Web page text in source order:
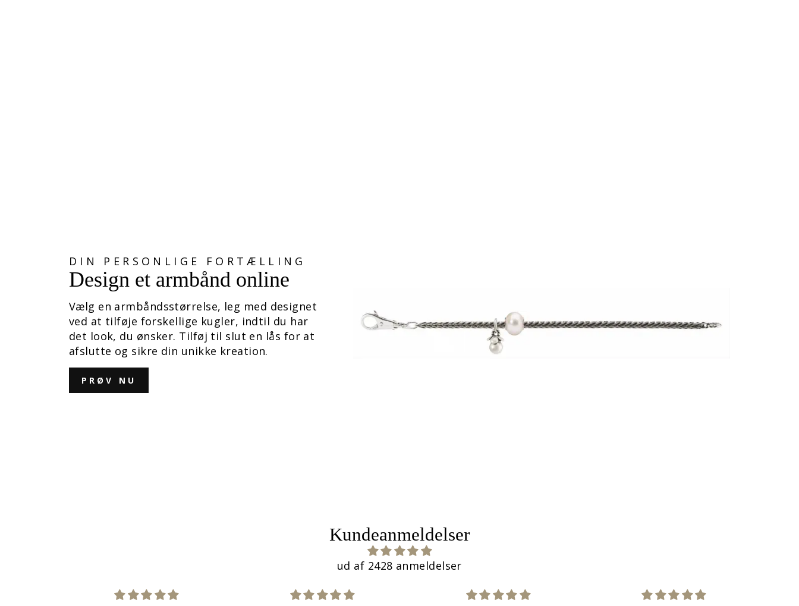
DIN PERSONLIGE FORTÆLLING
Design et armbånd online
Vælg en armbåndsstørrelse, leg med designet
ved at tilføje forskellige kugler, indtil du har
det look, du ønsker. Tilføj til slut en lås for at
afslutte og sikre din unikke kreation.
PRØV NU
Kundeanmeldelser
ud af 2428 anmeldelser